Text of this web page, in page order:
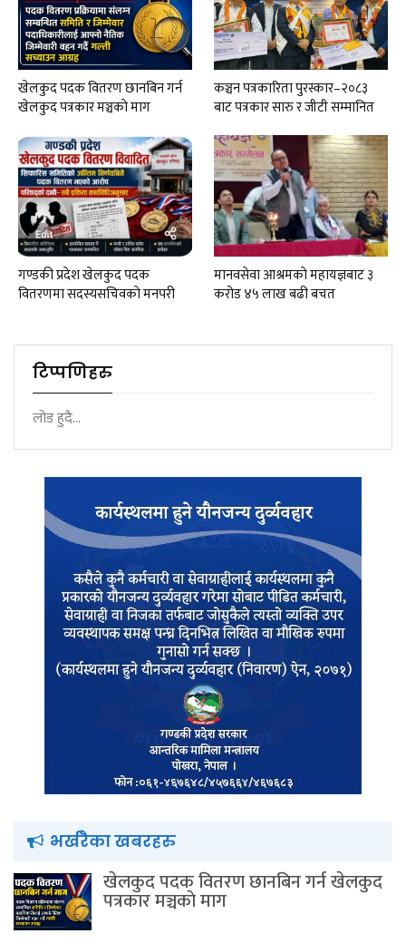
खेलकुद पदक वितरण छानबिन गर्न
खेलकुद पत्रकार मञ्चकाे माग
कञ्चन पत्रकारिता पुरस्कार–२०८३
बाट पत्रकार सारु र जीटी सम्मानित
गण्डकी प्रदेश खेलकुद पदक
वितरणमा सदस्यसचिवकाे मनपरी
मानवसेवा आश्रमकाे‌ महायज्ञबाट ३
करोड ४५ लाख बढी बचत
टिप्पणिहरु
लोड हुदै...
भर्खरैका खबरहरु
खेलकुद पदक वितरण छानबिन गर्न खेलकुद
पत्रकार मञ्चकाे माग